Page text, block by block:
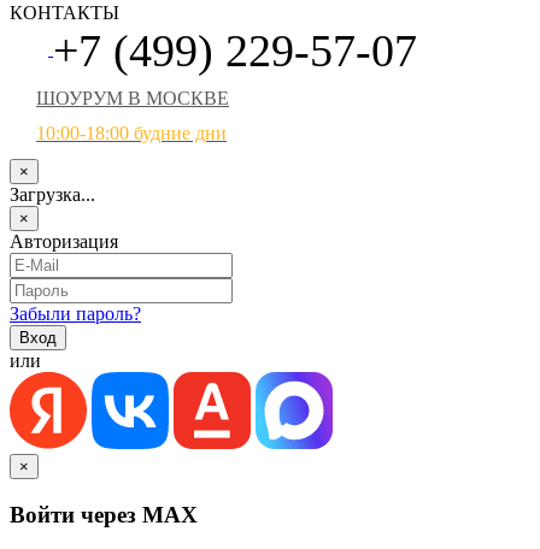
КОНТАКТЫ
+7 (499) 229-57-07
ШОУРУМ В МОСКВЕ
10:00-18:00 будние дни
×
Загрузка...
×
Авторизация
Забыли пароль?
или
×
Войти через MAX